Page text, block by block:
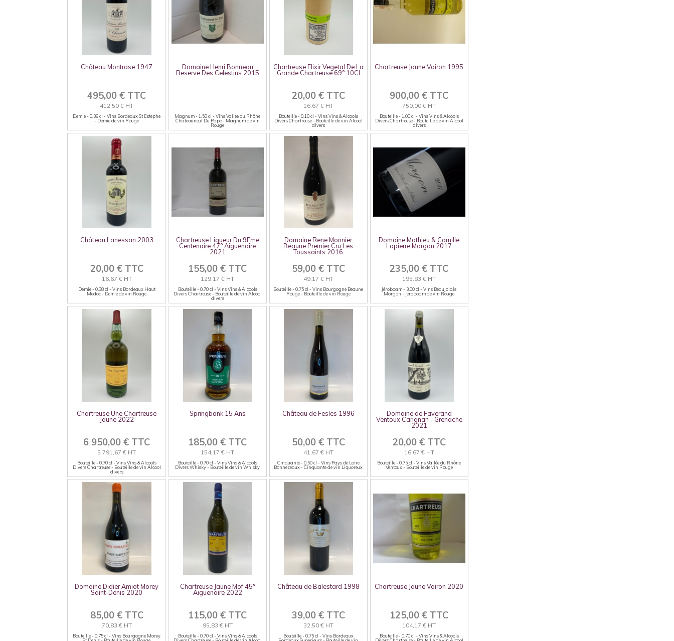
Château Montrose 1947
495,00 € TTC
412,50 € HT
Demie - 0.38 cl - Vins Bordeaux St Estephe
- Demie de vin Rouge
Domaine Henri Bonneau
Reserve Des Celestins 2015
Magnum - 1.50 cl - Vins Vallée du Rhône
Chateauneuf Du Pape - Magnum de vin
Rouge
Chartreuse Elixir Vegetal De La
Grande Chartreuse 69° 10Cl
20,00 € TTC
16,67 € HT
Bouteille - 0.10 cl - Vins Vins & Alcools
Divers Chartreuse - Bouteille de vin Alcool
divers
Chartreuse Jaune Voiron 1995
900,00 € TTC
750,00 € HT
Bouteille - 1.00 cl - Vins Vins & Alcools
Divers Chartreuse - Bouteille de vin Alcool
divers
Château Lanessan 2003
20,00 € TTC
16,67 € HT
Demie - 0.38 cl - Vins Bordeaux Haut
Medoc - Demie de vin Rouge
Chartreuse Liqueur Du 9Eme
Centenaire 47° Aiguenoire
2021
155,00 € TTC
129,17 € HT
Bouteille - 0.70 cl - Vins Vins & Alcools
Divers Chartreuse - Bouteille de vin Alcool
divers
Domaine Rene Monnier
Beaune Premier Cru Les
Toussaints 2016
59,00 € TTC
49,17 € HT
Bouteille - 0.75 cl - Vins Bourgogne Beaune
Rouge - Bouteille de vin Rouge
Domaine Mathieu & Camille
Lapierre Morgon 2017
235,00 € TTC
195,83 € HT
Jéroboam - 3.00 cl - Vins Beaujolais
Morgon - Jéroboam de vin Rouge
Chartreuse Une Chartreuse
Jaune 2022
6 950,00 € TTC
5 791,67 € HT
Bouteille - 0.70 cl - Vins Vins & Alcools
Divers Chartreuse - Bouteille de vin Alcool
divers
Springbank 15 Ans
185,00 € TTC
154,17 € HT
Bouteille - 0.70 cl - Vins Vins & Alcools
Divers Whisky - Bouteille de vin Whisky
Château de Fesles 1996
50,00 € TTC
41,67 € HT
Cinquante - 0.50 cl - Vins Pays de Loire
Bonnezeaux - Cinquante de vin Liquoreux
Domaine de Faverand
Ventoux Carignan - Grenache
2021
20,00 € TTC
16,67 € HT
Bouteille - 0.75 cl - Vins Vallée du Rhône
Ventoux - Bouteille de vin Rouge
Domaine Didier Amiot Morey
Saint-Denis 2020
85,00 € TTC
70,83 € HT
Bouteille - 0.75 cl - Vins Bourgogne Morey
Chartreuse Jaune Mof 45°
Aiguenoire 2022
115,00 € TTC
95,83 € HT
Bouteille - 0.70 cl - Vins Vins & Alcools
Château de Balestard 1998
39,00 € TTC
32,50 € HT
Bouteille - 0.75 cl - Vins Bordeaux
Chartreuse Jaune Voiron 2020
125,00 € TTC
104,17 € HT
Bouteille - 0.70 cl - Vins Vins & Alcools